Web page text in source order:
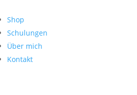
Shop
Schulungen
Über mich
Kontakt
nach:
Archive
Kontakt
Impressum
Datenschutz